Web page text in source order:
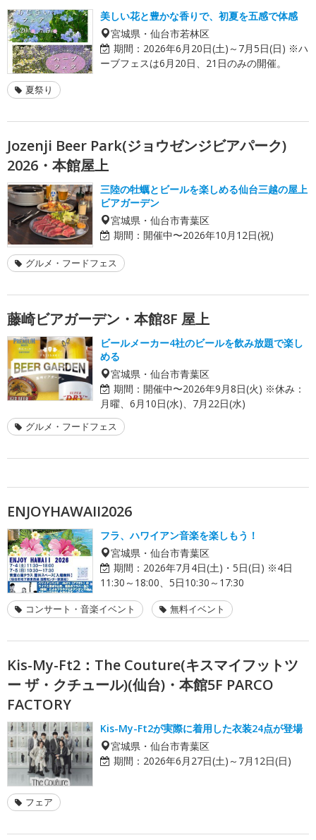
美しい花と豊かな香りで、初夏を五感で体感
宮城県・仙台市若林区
期間： 2026年6月20日(土)～7月5日(日) ※ハ
ーブフェスは6月20日、21日のみの開催。
夏祭り
Jozenji Beer Park(ジョウゼンジビアパーク)
2026・本館屋上
三陸の牡蠣とビールを楽しめる仙台三越の屋上
ビアガーデン
宮城県・仙台市青葉区
期間： 開催中〜2026年10月12日(祝)
グルメ・フードフェス
藤崎ビアガーデン・本館8F 屋上
ビールメーカー4社のビールを飲み放題で楽し
める
宮城県・仙台市青葉区
期間： 開催中〜2026年9月8日(火) ※休み：
月曜、6月10日(水)、7月22日(水)
グルメ・フードフェス
ENJOYHAWAII2026
フラ、ハワイアン音楽を楽しもう！
宮城県・仙台市青葉区
期間： 2026年7月4日(土)・5日(日) ※4日
11:30～18:00、5日10:30～17:30
コンサート・音楽イベント 無料イベント
Kis-My-Ft2：The Couture(キスマイフットツ
ー ザ・クチュール)(仙台)・本館5F PARCO
FACTORY
Kis-My-Ft2が実際に着用した衣装24点が登場
宮城県・仙台市青葉区
期間： 2026年6月27日(土)～7月12日(日)
フェア